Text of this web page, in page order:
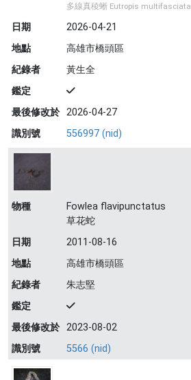
多線真稜蜥 Eutropis multifasciata
日期
2026-04-21
地點
高雄市橋頭區
紀錄者
黃生全
鑑定
最後修改於 2026-04-27
識別號
556997 (nid)
物種
Fowlea flavipunctatus
草花蛇
日期
2011-08-16
地點
高雄市橋頭區
紀錄者
朱志堅
鑑定
最後修改於 2023-08-02
識別號
5566 (nid)